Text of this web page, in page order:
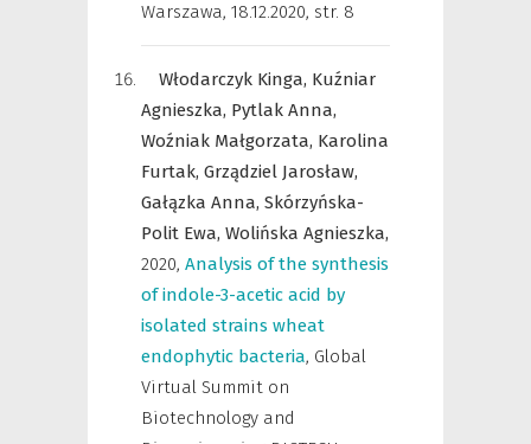
Warszawa, 18.12.2020, str. 8
Włodarczyk Kinga, Kuźniar
Agnieszka, Pytlak Anna,
Woźniak Małgorzata, Karolina
Furtak, Grządziel Jarosław,
Gałązka Anna, Skórzyńska-
Polit Ewa, Wolińska Agnieszka,
2020, Analysis of the synthesis
of indole-3-acetic acid by
isolated strains wheat
endophytic bacteria, Global
Virtual Summit on
Biotechnology and